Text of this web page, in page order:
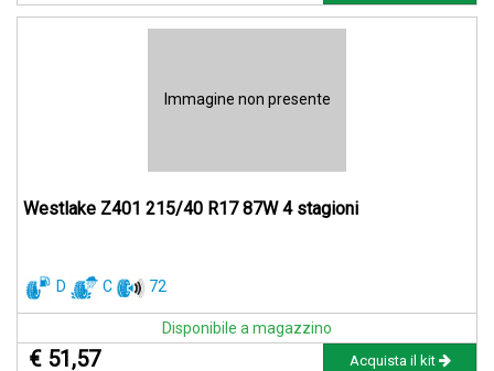
Immagine non presente
Westlake Z401 215/40 R17 87W 4 stagioni
D C 72
Disponibile a magazzino
€ 51,57 Acquista il kit